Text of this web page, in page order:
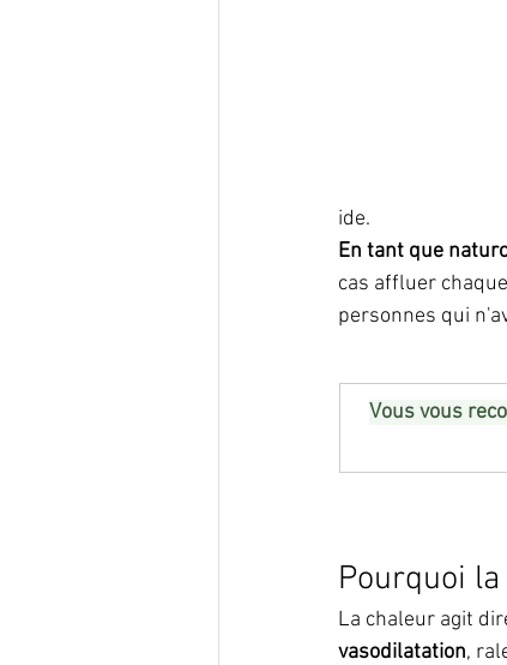
ide.
En tant que
cas affluer
personnes qui
Vous vous
Pourquoi
La chaleur agit
vasodilatation,